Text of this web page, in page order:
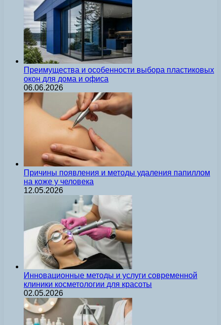
Преимущества и особенности выбора пластиковых
окон для дома и офиса
06.06.2026
Причины появления и методы удаления папиллом
на коже у человека
12.05.2026
Инновационные методы и услуги современной
клиники косметологии для красоты
02.05.2026